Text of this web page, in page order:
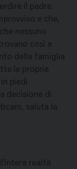
il padre.
e che,
nessuno
così a
della famiglia
le proprie
piedi
decisione di
saluta la
realtà